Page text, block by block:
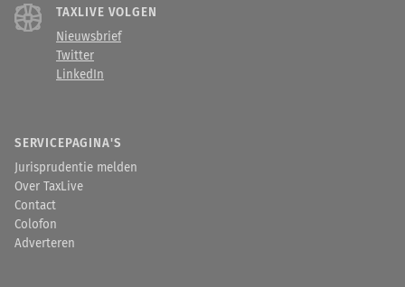
TAXLIVE VOLGEN
Nieuwsbrief
Twitter
LinkedIn
SERVICEPAGINA'S
Jurisprudentie melden
Over TaxLive
Contact
Colofon
Adverteren